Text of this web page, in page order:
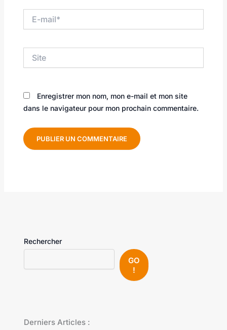
mail*
Enregistrer mon nom, mon e-mail et mon site
dans le navigateur pour mon prochain commentaire.
Rechercher
GO
!
Derniers Articles :